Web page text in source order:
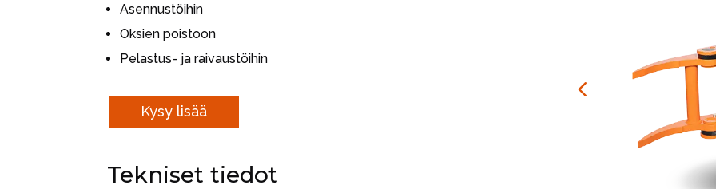
Asennustöihin
Oksien poistoon
Pelastus- ja raivaustöihin
Kysy lisää
Tekniset tiedot